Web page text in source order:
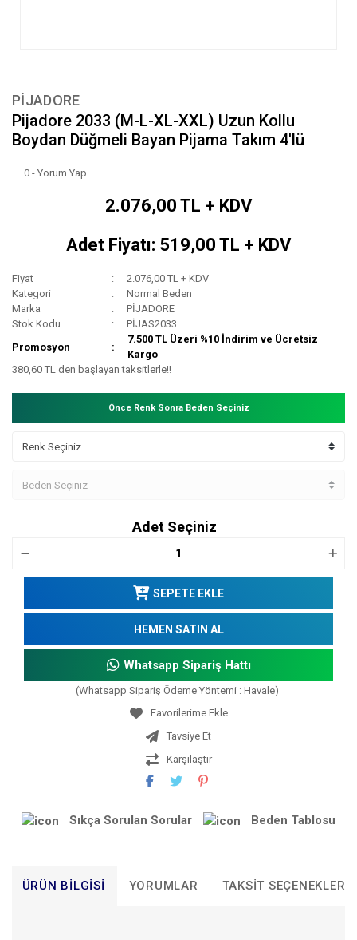
PİJADORE
Pijadore 2033 (M-L-XL-XXL) Uzun Kollu
Boydan Düğmeli Bayan Pijama Takım 4'lü
0 - Yorum Yap
2.076,00 TL + KDV
Adet Fiyatı: 519,00 TL + KDV
Fiyat
2.076,00 TL + KDV
Kategori
Normal Beden
Marka
PİJADORE
Stok Kodu
PİJAS2033
Promosyon
7.500 TL Üzeri %10 İndirim ve Ücretsiz
Kargo
380,60 TL den başlayan taksitlerle!!
Önce Renk Sonra Beden Seçiniz
Adet Seçiniz
SEPETE EKLE
HEMEN SATIN AL
Whatsapp Sipariş Hattı
(Whatsapp Sipariş Ödeme Yöntemi : Havale)
Tavsiye Et
Karşılaştır
Sıkça Sorulan Sorular Beden Tablosu
ÜRÜN BILGISI YORUMLAR TAKSIT SEÇENEKLERI